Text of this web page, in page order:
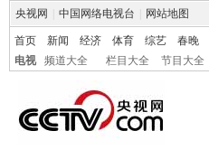
央视网 中国网络电视台 网站地图
首页 新闻 经济 体育 综艺 春晚
电视
频道大全 栏目大全 节目大全